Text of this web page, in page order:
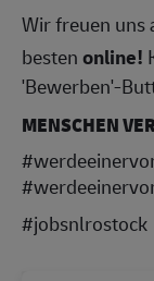
Wir freuen uns
bestenonline!
'Bewerben'-
MENSCHEN
#jobsnlrostock